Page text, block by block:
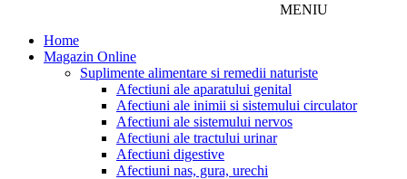
MENIU
Home
Magazin Online
Suplimente alimentare si remedii naturiste
Afectiuni ale aparatului genital
Afectiuni ale inimii si sistemului circulator
Afectiuni ale sistemului nervos
Afectiuni ale tractului urinar
Afectiuni digestive
Afectiuni nas, gura, urechi